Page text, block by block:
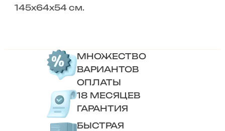
145х64х54 см.
МНОЖЕСТВО
ВАРИАНТОВ
ОПЛАТЫ
18 МЕСЯЦЕВ
ГАРАНТИЯ
БЫСТРАЯ